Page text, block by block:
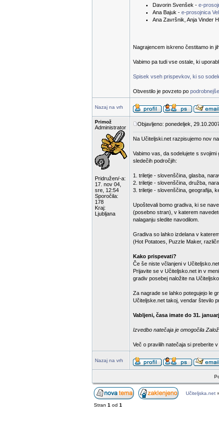
Davorin Svenšek - e-
Ana Bajuk - e-prosojnica
Ana Završnik, Anja Vinder
Nagrajencem iskreno čestitamo in
Vabimo pa tudi vse ostale, ki
Spisek vseh prispevkov, ki so
Obvestilo je povzeto po
Nazaj na vrh
Primož
Administrator
Pridružen/-a:
17. nov 04,
sre, 12:54
Sporočila:
178
Kraj:
Ljubljana
Objavljeno: ponedeljek,
Na Učiteljski.net razpisujemo nov
Vabimo vas, da sodelujete s
sledečih področjih:
1. triletje - slovenščina, glasba,
2. triletje - slovenščina, družba,
3. triletje - slovenščina, geografija,
Upoštevali bomo gradiva, ki se
(posebno stran), v katerem
nalaganju sledite navodilom.
Gradiva so lahko izdelana v
(Hot Potatoes, Puzzle Maker,
Kako prispevati?
Če še niste včlanjeni v
Prijavite se v Učiteljsko.net in v
gradiv posebej naložite na
Za nagrade se lahko potegujejo le
Učiteljske.net takoj, vendar število
Vabljeni, časa imate do 31.
Izvedbo natečaja je omogočila
Več o pravilih natečaja si preberite v
Nazaj na vrh
Učiteljska.net
Stran 1 od 1